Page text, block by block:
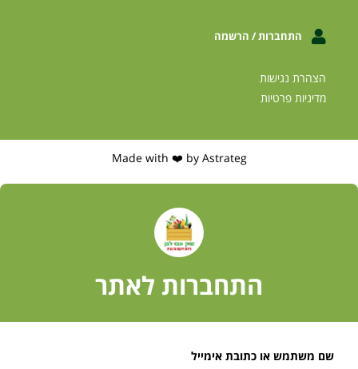
התחברות / הרשמה
הצהרת נגישות
מדיניות פרטיות
Made with ❤️ by Astrateg
התחברות לאתר
שם משתמש או כתובת אימייל